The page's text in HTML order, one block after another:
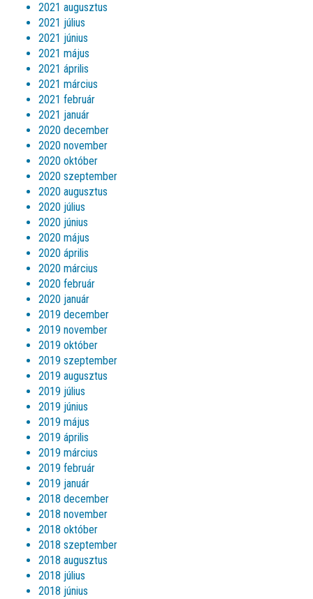
2021 augusztus
2021 július
2021 június
2021 május
2021 április
2021 március
2021 február
2021 január
2020 december
2020 november
2020 október
2020 szeptember
2020 augusztus
2020 július
2020 június
2020 május
2020 április
2020 március
2020 február
2020 január
2019 december
2019 november
2019 október
2019 szeptember
2019 augusztus
2019 július
2019 június
2019 május
2019 április
2019 március
2019 február
2019 január
2018 december
2018 november
2018 október
2018 szeptember
2018 augusztus
2018 július
2018 június